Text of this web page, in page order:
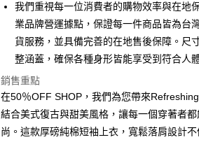
2.透過簡訊連結打開帳單後，可選擇「超商條碼／
帳／街口支付／iPASS MONEY」等通路繳費。
【注意事項】
1.本服務係由「台灣大哥大股份有限公司」（以下
款買賣價金債權讓與本公司後，依約使用本公司帳單
2.基於同意付款使用「大哥付你分期」之契約關係
資料（包含姓名、電話或地址）提供予台灣大哥大
用，由本公司與您本人進行分期帳單所需資料之確
3.完整用戶服務條款，請詳閱以下連結：https://
付」結帳頁面，進行簡訊認證並確認金額後，即可
２．訂單成立數日內，您將收到繳費通知簡訊。
３．收到繳費通知簡訊後14天內，點擊此簡訊中的
／ATM／網路銀行／等多元方式進行付款，方視為
※ 請注意：結帳手續完成當下不需立刻繳費，但若
先享後付繳納相關費用。
※ 交易是否成功請以「AFTEE先享後付 」之結帳
是否繳費成功／繳費後需取消欲退款等相關疑問，
付款 後全家取貨
每筆NT$45
7-11取貨付款
每筆NT$45，滿NT$499(含以上)免運費
付款 後7-11取貨
每筆NT$45，滿NT$499(含以上)免運費
我們重視每一位消費者的購物效率與在地
業品牌營運據點，保證每一件商品皆為台
貨服務，並具備完善的在地售後保障。尺
整涵蓋，確保各種身形皆能享受到符合人
銷售重點
在50％OFF SHOP，我們為您帶來
結合美式復古與甜美風格，讓每一個穿著者
尚。這款厚磅純棉短袖上衣，寬鬆落肩設計